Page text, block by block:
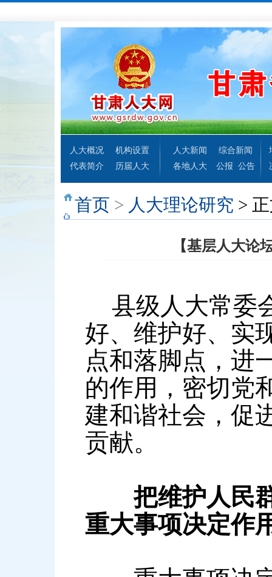
人大概况
机构设置
代表简介
历届人大
人大新闻
综合新闻
各地人大
公报 公告
首页 > 人大理论研究 >
【基层人大
县级人大常委
好、维护好、实
点和落脚点，进
的作用，密切党
建和谐社会，促
贡献。
把维护人民
重大事项决定作